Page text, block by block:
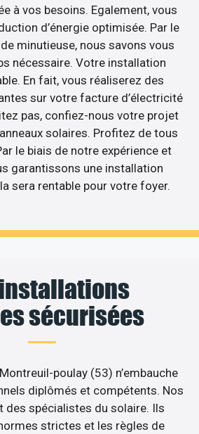
à vos besoins. Egalement, vous
d’énergie optimisée. Par le
minutieuse, nous savons vous
nécessaire. Votre installation
En fait, vous réaliserez des
sur votre facture d’électricité
pas, confiez-nous votre projet
solaires. Profitez de tous
le biais de notre expérience et
garantissons une installation
sera rentable pour votre foyer.
sécurisées
poulay (53) n’embauche
diplômés et compétents. Nos
des spécialistes du solaire. Ils
strictes et les règles de